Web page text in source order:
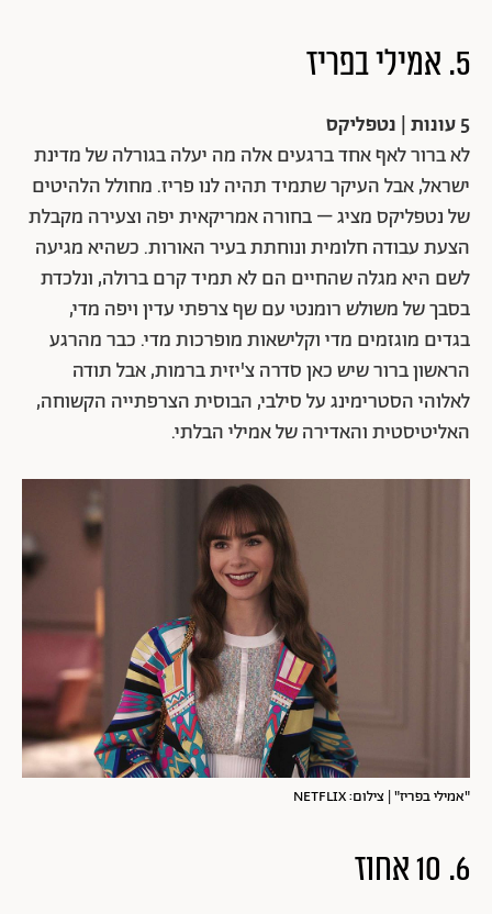
5. אמילי בפריז
5 עונות | נטפליקס
לא ברור לאף אחד ברגעים אלה מה יעלה בגורלה של מדינת
ישראל, אבל העיקר שתמיד תהיה לנו פריז. מחולל הלהיטים
של נטפליקס מציג – בחורה אמריקאית יפה וצעירה מקבלת
הצעת עבודה חלומית ונוחתת בעיר האורות. כשהיא מגיעה
לשם היא מגלה שהחיים הם לא תמיד קרם ברולה, ונלכדת
בסבך של משולש רומנטי עם שף צרפתי עדין ויפה מדי,
בגדים מוגזמים מדי וקלישאות מופרכות מדי. כבר מהרגע
הראשון ברור שיש כאן סדרה צ'יזית ברמות, אבל תודה
לאלוהי הסטרימינג על סילבי, הבוסית הצרפתייה הקשוחה,
האליטיסטית והאדירה של אמילי הבלתי.
"אמילי בפריז" | צילום: NETFLIX
6. 10 אחוז